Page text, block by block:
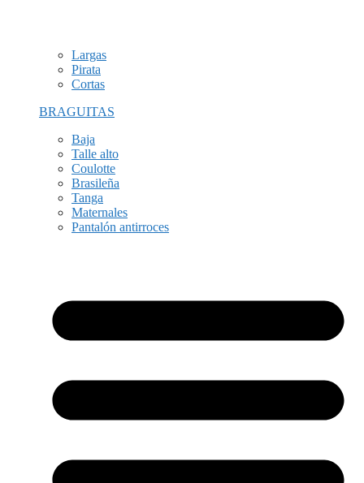
Largas
Pirata
Cortas
BRAGUITAS
Baja
Talle alto
Coulotte
Brasileña
Tanga
Maternales
Pantalón antirroces